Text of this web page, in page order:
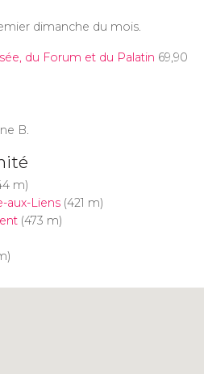
dimanche du mois.
du Forum et du Palatin 69,90
B.
m)
aux-Liens(421 m)
(473 m)